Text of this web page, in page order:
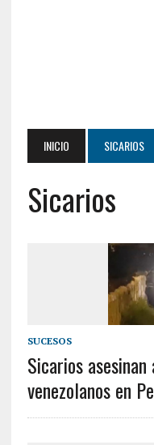
INICIO SICARIOS
Sicarios
SUCESOS
Sicarios
venezolanos en